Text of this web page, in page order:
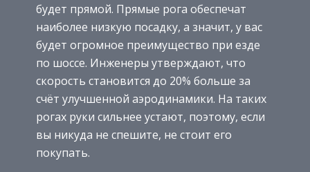
будет прямой. Прямые рога обеспечат
наиболее низкую посадку, а значит, у вас
будет огромное преимущество при езде
по шоссе. Инженеры утверждают, что
скорость становится до 20% больше за
счёт улучшенной аэродинамики. На таких
рогах руки сильнее устают, поэтому, если
вы никуда не спешите, не стоит его
покупать.